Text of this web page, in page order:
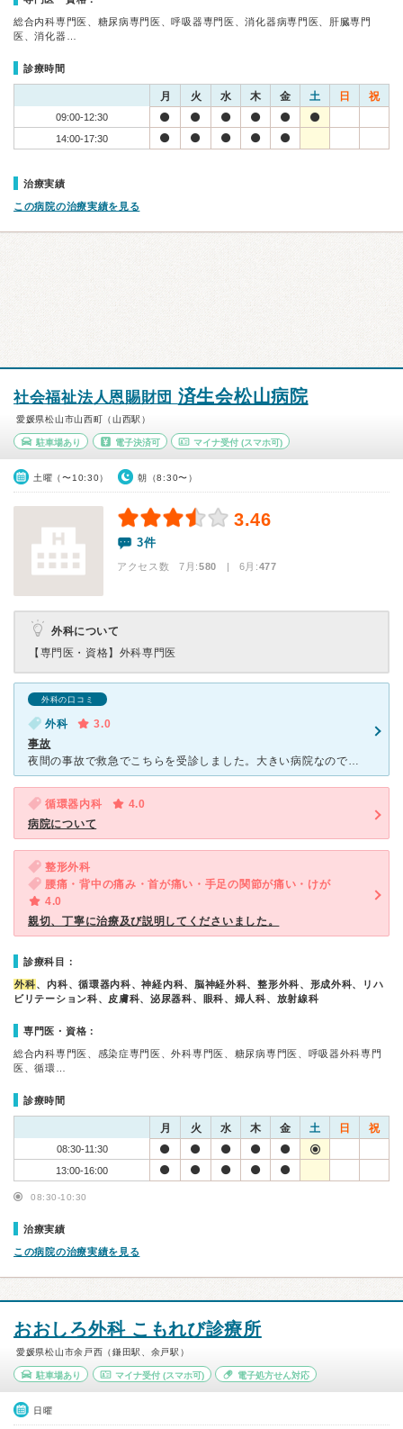
総合内科専門医、糖尿病専門医、呼吸器専門医、消化器病専門医、肝臓専門
医、消化器…
診療時間
月 火 水 木 金 土 日 祝
09:00-12:30
14:00-17:30
治療実績
この病院の治療実績を見る
社会福祉法人恩賜財団 済生会松山病院
愛媛県松山市山西町（山西駅）
駐車場あり 電子決済可 マイナ受付 (スマホ可)
土曜（〜10:30） 朝（8:30〜）
3.46
3件
アクセス数 7月:580 | 6月:477
外科について
【専門医・資格】 外科専門医
外科の口コミ
外科
3.0
事故
夜間の事故で救急でこちらを受診しました。大きい病院なので駐車場もかなり広く、車を停めた場所を忘れそうになりました。診察はスムーズでしたが、夜間なので詳しい検査は翌日ということで、あまりちゃんとは診ても
循環器内科
4.0
病院について
整形外科
腰痛・背中の痛み・首が痛い・手足の関節が痛い・けが
4.0
親切、丁寧に治療及び説明してくださいました。
診療科目：
外科、内科、循環器内科、神経内科、脳神経外科、整形外科、形成外科、リハ
ビリテーション科、皮膚科、泌尿器科、眼科、婦人科、放射線科
専門医・資格：
総合内科専門医、感染症専門医、外科専門医、糖尿病専門医、呼吸器外科専門
医、循環…
診療時間
月 火 水 木 金 土 日 祝
08:30-11:30
13:00-16:00
08:30-10:30
治療実績
この病院の治療実績を見る
おおしろ外科 こもれび診療所
愛媛県松山市余戸西（鎌田駅、余戸駅）
駐車場あり マイナ受付(スマホ可) 電子処方せん対応
日曜